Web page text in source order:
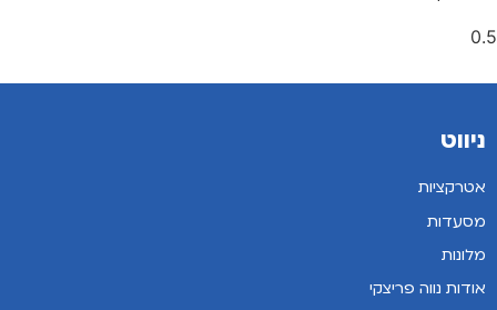
ניווט
אטרקציות
מסעדות
מלונות
אודות נווה פריצקי